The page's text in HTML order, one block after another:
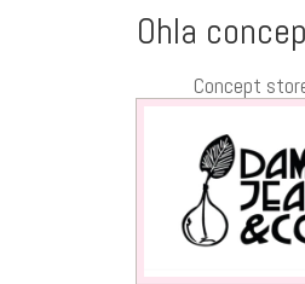
Ohla
Concept